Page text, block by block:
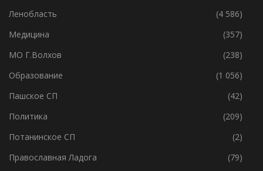
Ленобласть
(4 586)
Медицина
(357)
МО Г.Волхов
(238)
Образование
(1 056)
Пашское СП
(42)
Политика
(209)
Потанинское СП
(2)
Православная Ладога
(79)